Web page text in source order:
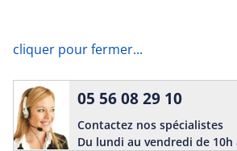
cliquer pour fermer...
05 56 08 29 10
Contactez nos spécialistes
Du lundi au vendredi de 10h